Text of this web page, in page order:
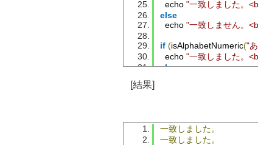
  echo
"一致しました。
else
  echo
"一致しません。
if (isAlphabetNumeric("
  echo
"一致しました。
else
[結果]
一致しました。
一致しました。